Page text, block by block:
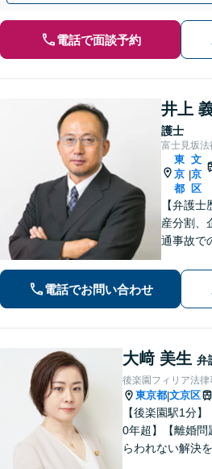
電話で面談予約
井上
護士
富士見坂法
東
京
都
|
文
京
区
【弁護
産分割、
通事故で
ラブル
動産鑑
三丁目駅
電話でお問い合わせ
大﨑 美生 弁
後楽園フィリア法律
東京都|文京区
【後楽園駅1分
0年超】【離婚問
らわれない解決